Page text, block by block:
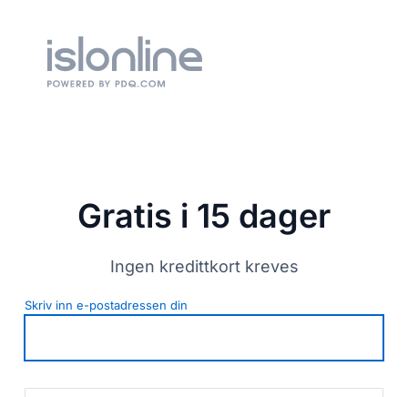
Gratis i 15 dager
Ingen kredittkort kreves
Skriv inn e-postadressen din